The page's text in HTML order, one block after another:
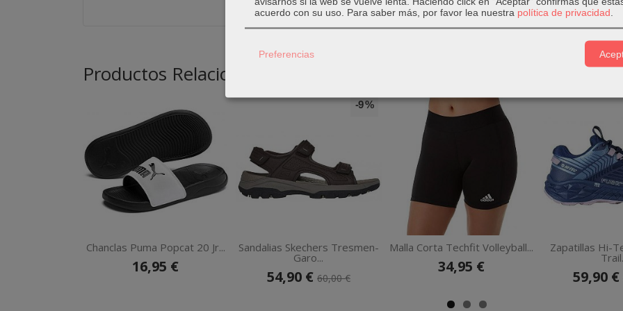
Productos Relacionados
Chanclas Puma Popcat 20 Jr...
16,95 €
-9 %
Sandalias Skechers Tresmen-
Garo...
54,90 € 60,00 €
Malla Corta Techfit Volleyball...
34,95 €
Zapatillas Hi-
59,90 €
acuerdo con su uso. Para saber más, por favor lea nuestra política de privacidad
Preferencias